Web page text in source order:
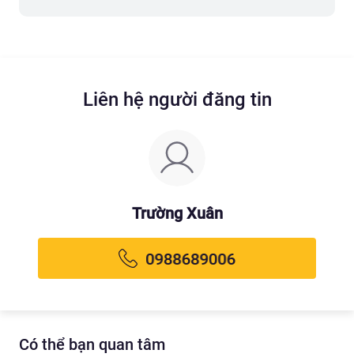
Liên hệ người đăng tin
Trường Xuân
Có thể bạn quan tâm